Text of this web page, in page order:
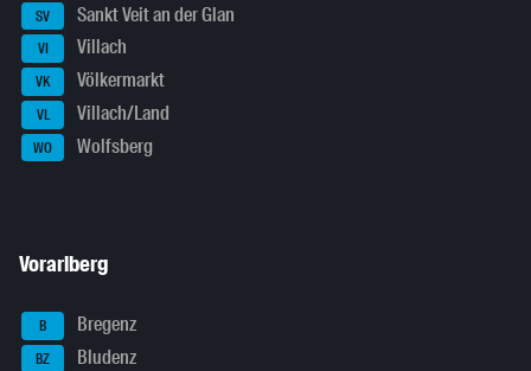
SV Sankt Veit an der Glan
VI Villach
VK Völkermarkt
VL Villach/Land
WO Wolfsberg
Vorarlberg
B Bregenz
BZ Bludenz